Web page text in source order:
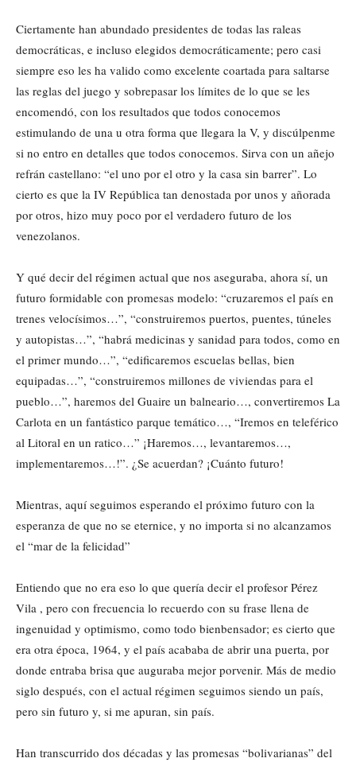
Ciertamente han abundado presidentes de todas las raleas
democráticas, e incluso elegidos democráticamente; pero casi
siempre eso les ha valido como excelente coartada para saltarse
las reglas del juego y sobrepasar los límites de lo que se les
encomendó, con los resultados que todos conocemos
estimulando de una u otra forma que llegara la V, y discúlpenme
si no entro en detalles que todos conocemos. Sirva con un añejo
refrán castellano: “el uno por el otro y la casa sin barrer”. Lo
cierto es que la IV República tan denostada por unos y añorada
por otros, hizo muy poco por el verdadero futuro de los
venezolanos.
Y qué decir del régimen actual que nos aseguraba, ahora sí, un
futuro formidable con promesas modelo: “cruzaremos el país en
trenes velocísimos…”, “construiremos puertos, puentes, túneles
y autopistas…”, “habrá medicinas y sanidad para todos, como en
el primer mundo…”, “edificaremos escuelas bellas, bien
equipadas…”, “construiremos millones de viviendas para el
pueblo…”, haremos del Guaire un balneario…, convertiremos La
Carlota en un fantástico parque temático…, “Iremos en teleférico
al Litoral en un ratico…” ¡Haremos…, levantaremos…,
implementaremos…!”. ¿Se acuerdan? ¡Cuánto futuro!
Mientras, aquí seguimos esperando el próximo futuro con la
esperanza de que no se eternice, y no importa si no alcanzamos
el “mar de la felicidad”
Entiendo que no era eso lo que quería decir el profesor Pérez
Vila , pero con frecuencia lo recuerdo con su frase llena de
ingenuidad y optimismo, como todo bienbensador; es cierto que
era otra época, 1964, y el país acababa de abrir una puerta, por
donde entraba brisa que auguraba mejor porvenir. Más de medio
siglo después, con el actual régimen seguimos siendo un país,
pero sin futuro y, si me apuran, sin país.
Han transcurrido dos décadas y las promesas “bolivarianas” del